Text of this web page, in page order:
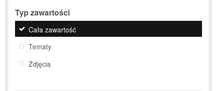
Typ zawartości
Cała zawartość
Tematy
Zdjęcia